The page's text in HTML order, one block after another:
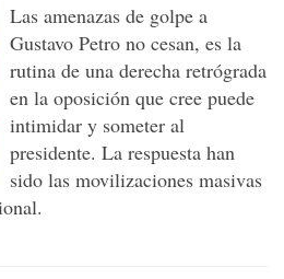
Las amenazas de golpe a
Gustavo Petro no cesan, es la
rutina de una derecha retrógrada
en la oposición que cree puede
intimidar y someter al
presidente. La respuesta han
sido las movilizaciones masivas